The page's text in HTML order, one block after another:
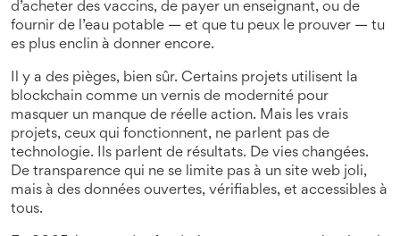
d’acheter des vaccins, de payer un enseignant, ou de
fournir de l’eau potable — et que tu peux le prouver — tu
es plus enclin à donner encore.
Il y a des pièges, bien sûr. Certains projets utilisent la
blockchain comme un vernis de modernité pour
masquer un manque de réelle action. Mais les vrais
projets, ceux qui fonctionnent, ne parlent pas de
technologie. Ils parlent de résultats. De vies changées.
De transparence qui ne se limite pas à un site web joli,
mais à des données ouvertes, vérifiables, et accessibles à
tous.